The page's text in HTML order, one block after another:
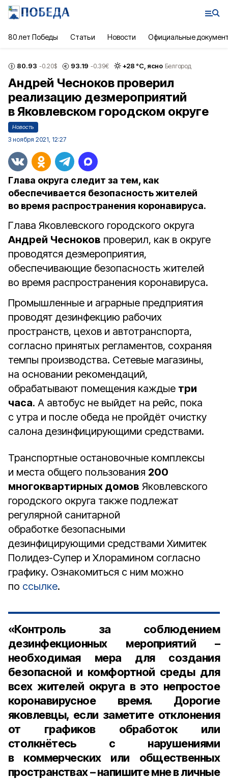
80 лет Победы Статьи Новости Официальные
80.93 -0.20$ 93.19 -0.39€ +28 °С, ясно Белгород
Андрей Чесноков проверил
реализацию дезмероприятий
в Яковлевском городском округе
Новость
3 ноября 2021, 12:27
Глава округа следит за тем, как
обеспечивается безопасность жителей
во время распространения коронавируса.
Глава Яковлевского городского округа
Андрей Чесноков проверил, как в округе
проводятся дезмероприятия,
обеспечивающие безопасность жителей
во время распространения коронавируса.
Промышленные и аграрные предприятия
проводят дезинфекцию рабочих
пространств, цехов и автотранспорта,
согласно принятых регламентов, сохраняя
темпы производства. Сетевые магазины,
на основании рекомендаций,
обрабатывают помещения каждые три
часа. А автобус не выйдет на рейс, пока
с утра и после обеда не пройдёт очистку
салона дезинфицирующими средствами.
Транспортные остановочные комплексы
и места общего пользования 200
многоквартирных домов Яковлевского
городского округа также подлежат
регулярной санитарной
обработке безопасными
дезинфицирующими средствами Химитек
Полидез-Супер и Хлорамином согласно
графику. Ознакомиться с ним можно
по ссылке.
«Контроль за соблюдением
дезинфекционных мероприятий –
необходимая мера для создания
безопасной и комфортной среды для
всех жителей округа в это непростое
коронавирусное время. Дорогие
яковлевцы, если заметите отклонения
от графиков обработок или
столкнётесь с нарушениями
в коммерческих или общественных
пространствах – напишите мне в личные